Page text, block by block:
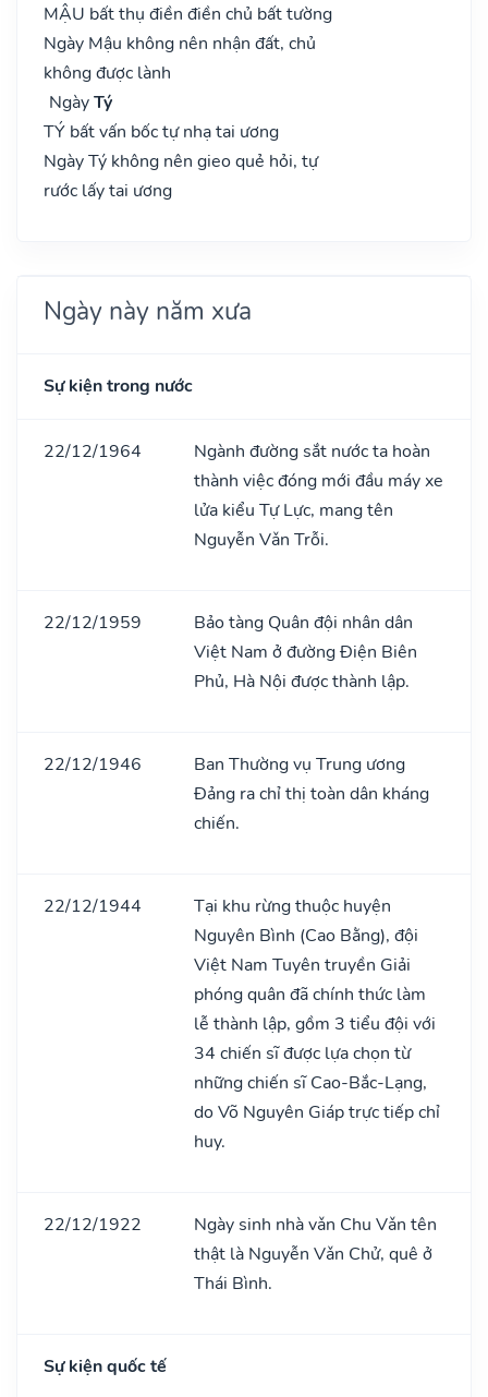
MẬU bất thụ điền điền chủ bất tường
Ngày Mậu không nên nhận đất, chủ
không được lành
NgàyTý
TÝ bất vấn bốc tự nhạ tai ương
Ngày Tý không nên gieo quẻ hỏi, tự
rước lấy tai ương
Ngày này năm xưa
Sự kiện trong nước
22/12/1964
Ngành đường sắt nước ta hoàn
thành việc đóng mới đầu máy xe
lửa kiểu Tự Lực, mang tên
Nguyễn Vǎn Trỗi.
22/12/1959
Bảo tàng Quân đội nhân dân
Việt Nam ở đường Điện Biên
Phủ, Hà Nội được thành lập.
22/12/1946
Ban Thường vụ Trung ương
Đảng ra chỉ thị toàn dân kháng
chiến.
22/12/1944
Tại khu rừng thuộc huyện
Nguyên Bình (Cao Bằng), đội
Việt Nam Tuyên truyền Giải
phóng quân đã chính thức làm
lễ thành lập, gồm 3 tiểu đội với
34 chiến sĩ được lựa chọn từ
những chiến sĩ Cao-Bắc-Lạng,
do Võ Nguyên Giáp trực tiếp chỉ
huy.
22/12/1922
Ngày sinh nhà vǎn Chu Vǎn tên
thật là Nguyễn Vǎn Chử, quê ở
Thái Bình.
Sự kiện quốc tế